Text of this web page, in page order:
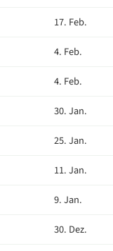
17. Feb.
4. Feb.
4. Feb.
30. Jan.
25. Jan.
11. Jan.
9. Jan.
30. Dez.